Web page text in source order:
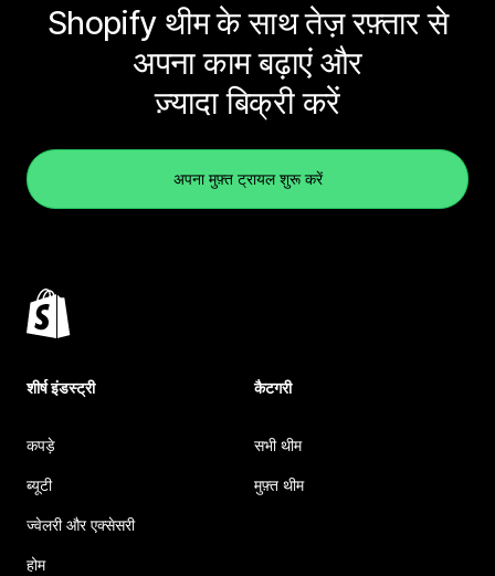
Shopify थीम के साथ तेज़ रफ़्तार से
अपना काम बढ़ाएं और
ज़्यादा बिक्री करें
अपना मुफ़्त ट्रायल शुरू करें
शीर्ष इंडस्ट्री
कपड़े
ब्यूटी
ज्वेलरी और एक्सेसरी
होम
कैटगरी
सभी थीम
मुफ़्त थीम